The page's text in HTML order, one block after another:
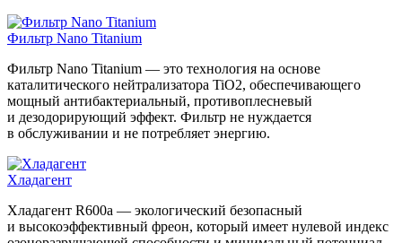
Фильтр Nano Titanium
Фильтр Nano Titanium — это технология на основе
каталитического нейтрализатора TiO2, обеспечивающего
мощный антибактериальный, противоплесневый
и дезодорирующий эффект. Фильтр не нуждается
в обслуживании и не потребляет энергию.
Хладагент
Хладагент R600a — экологический безопасный
и высокоэффективный фреон, который имеет нулевой индекс